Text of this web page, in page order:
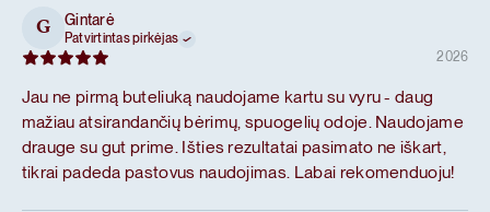
G Gintarė
Patvirtintas pirkėjas
2026
Jau ne pirmą buteliuką naudojame kartu su vyru - daug
mažiau atsirandančių bėrimų, spuogelių odoje. Naudojame
drauge su gut prime. Išties rezultatai pasimato ne iškart,
tikrai padeda pastovus naudojimas. Labai rekomenduoju!